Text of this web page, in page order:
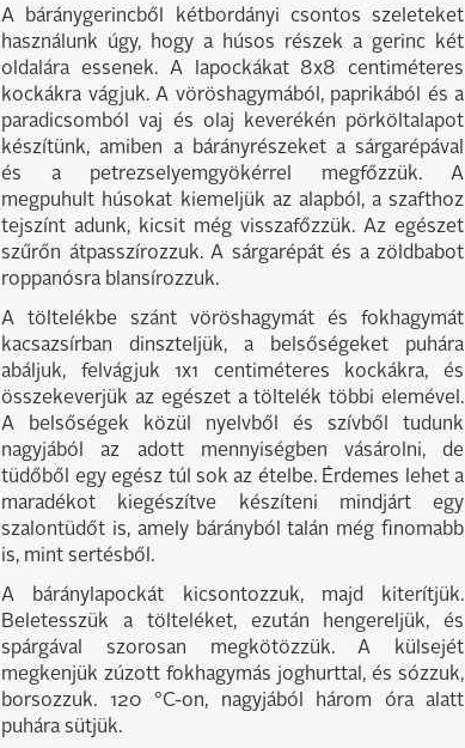
A báránygerincből kétbordányi csontos szeleteket
használunk úgy, hogy a húsos részek a gerinc két
oldalára essenek. A lapockákat 8x8 centiméteres
kockákra vágjuk. A vöröshagymából, paprikából és a
paradicsomból vaj és olaj keverékén pörköltalapot
készítünk, amiben a bárányrészeket a sárgarépával
és a petrezselyemgyökérrel megfőzzük. A
megpuhult húsokat kiemeljük az alapból, a szafthoz
tejszínt adunk, kicsit még visszafőzzük. Az egészet
szűrőn átpasszírozzuk. A sárgarépát és a zöldbabot
roppanósra blansírozzuk.
A töltelékbe szánt vöröshagymát és fokhagymát
kacsazsírban dinszteljük, a belsőségeket puhára
abáljuk, felvágjuk 1x1 centiméteres kockákra, és
összekeverjük az egészet a töltelék többi elemével.
A belsőségek közül nyelvből és szívből tudunk
nagyjából az adott mennyiségben vásárolni, de
tüdőből egy egész túl sok az ételbe. Érdemes lehet a
maradékot kiegészítve készíteni mindjárt egy
szalontüdőt is, amely bárányból talán még finomabb
is, mint sertésből.
A báránylapockát kicsontozzuk, majd kiterítjük.
Beletesszük a tölteléket, ezután hengereljük, és
spárgával szorosan megkötözzük. A külsejét
megkenjük zúzott fokhagymás joghurttal, és sózzuk,
borsozzuk. 120 °C-on, nagyjából három óra alatt
puhára sütjük.